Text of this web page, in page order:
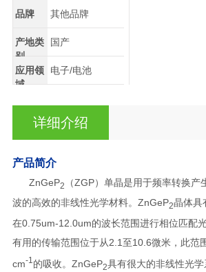
品牌 其他品牌
产地类
别
国产
应用领
域
电子/电池
详细介绍
产品简介
ZnGeP2
（ZGP）单晶是用于频率转换
波的高效的非线性光学材料。ZnGeP2晶体具
在0.75um-12.0um的波长范围进行相位匹配
有用的传输范围位于从2.1至10.6微米，此范
cm-1 的吸收。ZnGeP2具有很大的非线性光